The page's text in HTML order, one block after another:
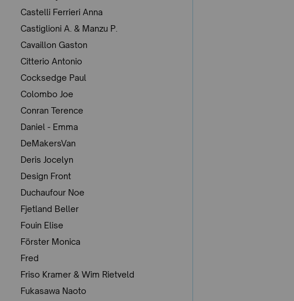
Castelli Ferrieri Anna
Castiglioni A. & Manzu P.
Cavaillon Gaston
Citterio Antonio
Cocksedge Paul
Colombo Joe
Conran Terence
Daniel - Emma
DeMakersVan
Deris Jocelyn
Design Front
Duchaufour Noe
Fjetland Beller
Fouin Elise
Förster Monica
Fred
Friso Kramer & Wim Rietveld
Fukasawa Naoto